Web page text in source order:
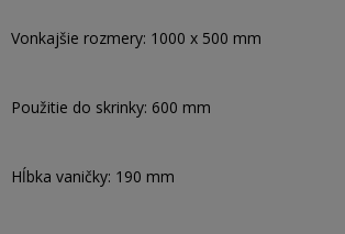
Vonkajšie rozmery: 1000 x 500 mm
Použitie do skrinky: 600 mm
Hĺbka vaničky: 190 mm